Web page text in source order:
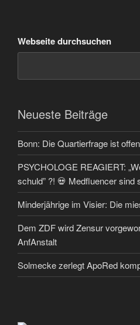
Webseite durchsuchen
Neueste Beiträge
Bonn: Die Quartierfrage ist
PSYCHOLOGE REAGIERT:
schuld” ?! 💀 Medfluencer sind
Minderjährige im Visier: Die
Dem ZDF wird Zensur
AnfAnstalt
Solmecke zerlegt ApoRed